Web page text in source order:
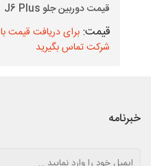
قیمت دوربین جلو J6 Plus
برای دریافت قیمت با
شرکت تماس بگیرید
خبرنامه